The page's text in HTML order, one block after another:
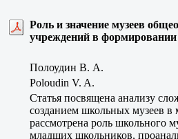
Роль и значение музеев
учреждений в
Полоудин В. А.
Poloudin V. A.
Статья посвящена анализу
созданием школьных музеев в
рассмотрена роль школьного
младших школьников,